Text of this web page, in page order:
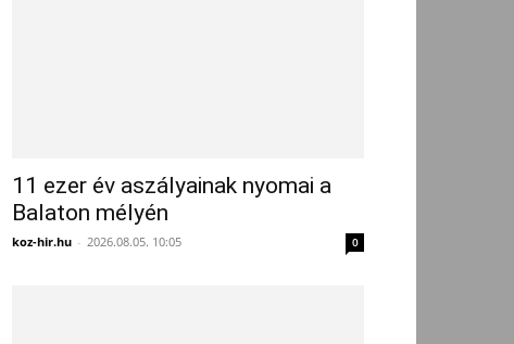
11 ezer év aszályainak nyomai a
Balaton mélyén
koz-hir.hu - 2026.08.05. 10:05 0